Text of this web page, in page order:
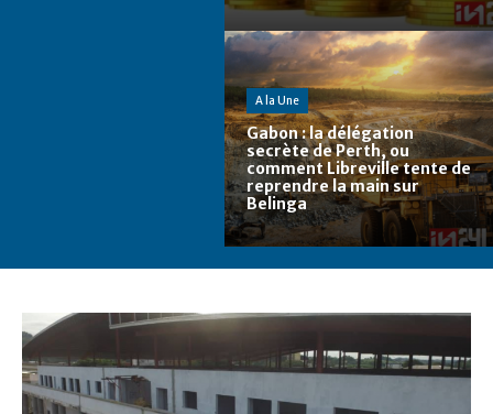
A la Une
Gabon : la délégation
secrète de Perth, ou
comment Libreville tente de
reprendre la main sur
Belinga